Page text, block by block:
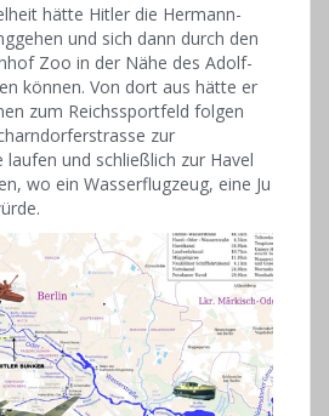
hätte Hitler die Hermann-
und sich dann durch den
Zoo in der Nähe des Adolf-
können. Von dort aus hätte er
zum Reichssportfeld folgen
zur
laufen und schließlich zur Havel
wo ein Wasserflugzeug, eine Ju